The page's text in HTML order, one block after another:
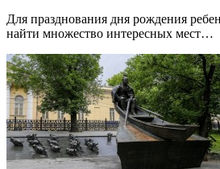
Для празднования дня рождения
найти множество интересных мест…